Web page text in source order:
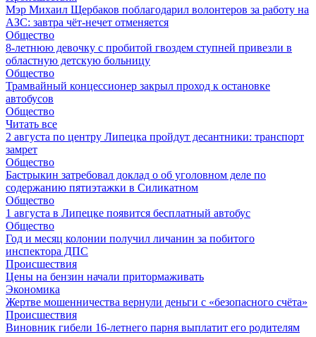
Мэр Михаил Щербаков поблагодарил волонтеров за работу на
АЗС: завтра чёт-нечет отменяется
Общество
8-летнюю девочку с пробитой гвоздем ступней привезли в
областную детскую больницу
Общество
Трамвайный концессионер закрыл проход к остановке
автобусов
Общество
Читать все
2 августа по центру Липецка пройдут десантники: транспорт
замрет
Общество
Бастрыкин затребовал доклад о об уголовном деле по
содержанию пятиэтажки в Силикатном
Общество
1 августа в Липецке появится бесплатный автобус
Общество
Год и месяц колонии получил личанин за побитого
инспектора ДПС
Происшествия
Цены на бензин начали притормаживать
Экономика
Жертве мошенничества вернули деньги с «безопасного счёта»
Происшествия
Виновник гибели 16-летнего парня выплатит его родителям